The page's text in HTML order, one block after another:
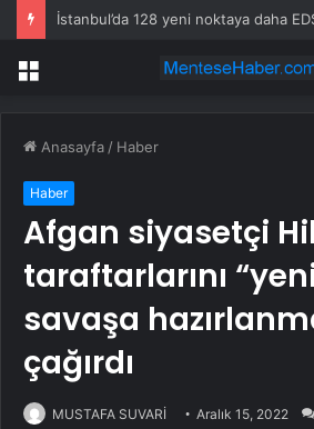
İstanbul’da 128 yeni noktaya daha
Menü
Anasayfa / Haber
Haber
Afgan siyasetçi
taraftarlarını
savaşa
çağırdı
MUSTAFA SUVARİ Aralık 15, 2022